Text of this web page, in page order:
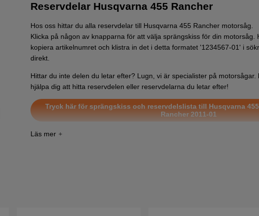
Reservdelar Husqvarna 455 Rancher
Hos oss hittar du alla reservdelar till Husqvarna 455 Rancher motorsåg.
Klicka på någon av knapparna för att välja sprängskiss för din motorsåg.
kopiera artikelnumret och klistra in det i detta formatet '1234567-01' i
direkt.
Hittar du inte delen du letar efter? Lugn, vi är specialister på motorsågar.
hjälpa dig att hitta reservdelen eller reservdelarna du letar efter!
Tryck här för sprängskiss och reservdelslista till Husqvarna
Rancher 2011-01